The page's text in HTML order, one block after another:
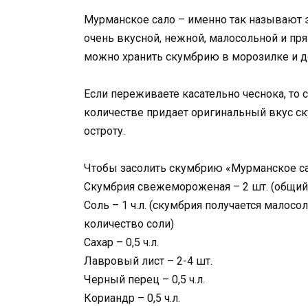
Мурманское сало – именно так называют
очень вкусной, нежной, малосольной и
можно хранить скумбрию в морозилке и
Если переживаете касательно чеснока,
количестве придает оригинальный вкус
остроту.
Чтобы засолить скумбрию «Мурманское
Скумбрия свежемороженая – 2 шт.
Соль – 1 ч.л. (скумбрия получается
количество соли)
Сахар – 0,5 ч.л.
Лавровый лист – 2-4 шт.
Черный перец – 0,5 ч.л.
Кориандр – 0,5 ч.л.